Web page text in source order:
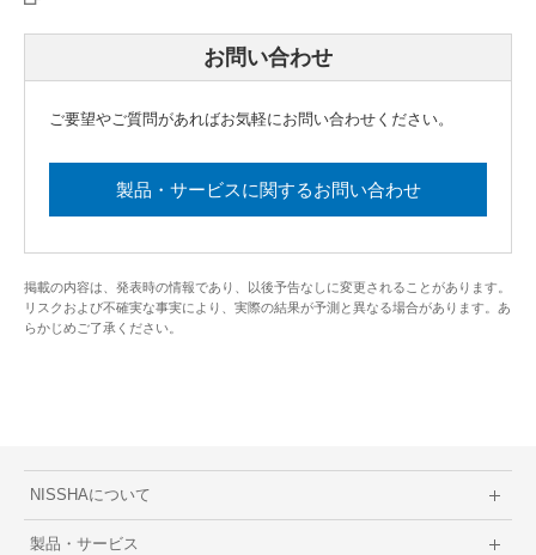
お問い合わせ
ご要望やご質問があればお気軽にお問い合わせください。
製品・サービスに関するお問い合わせ
掲載の内容は、発表時の情報であり、以後予告なしに変更されることがあります。
リスクおよび不確実な事実により、実際の結果が予測と異なる場合があります。あ
らかじめご了承ください。
NISSHAについて
製品・サービス